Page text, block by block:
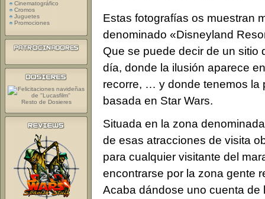
Estas fotografías os muestran
denominado «Disneyland
Que se puede decir de un sitio
día, donde la ilusión aparece
recorre, … y donde tenemos la
basada en Star Wars.
Situada en la zona
de esas atracciones de visita
para cualquier visitante del
encontrarse por la zona gente
Acaba dándose uno cuenta
Cinematográfico
Cromos
Juguetes
Promociones
Resto de Dosieres